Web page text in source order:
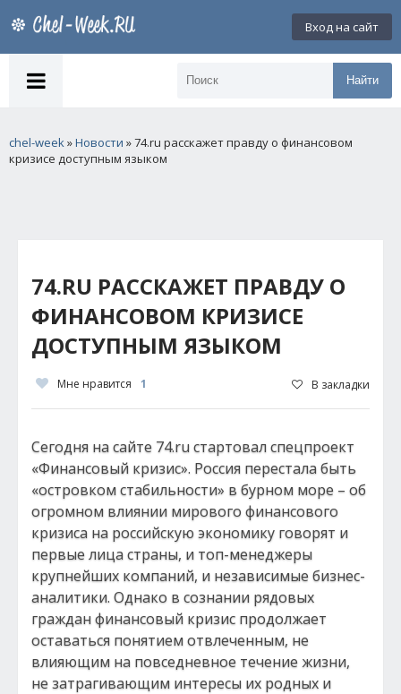
Вход на сайт
Найти
chel-week»Новости » 74.ru расскажет правду о финансовом
кризисе доступным языком
74.RU РАССКАЖЕТ ПРАВДУ О
ФИНАНСОВОМ КРИЗИСЕ
ДОСТУПНЫМ ЯЗЫКОМ
Мне нравится 1 В закладки
Сегодня на сайте 74.ru стартовал спецпроект
«Финансовый кризис». Россия перестала быть
«островком стабильности» в бурном море – об
огромном влиянии мирового финансового
кризиса на российскую экономику говорят и
первые лица страны, и топ-менеджеры
крупнейших компаний, и независимые бизнес-
аналитики. Однако в сознании рядовых
граждан финансовый кризис продолжает
оставаться понятием отвлеченным, не
влияющим на повседневное течение жизни,
не затрагивающим интересы их родных и